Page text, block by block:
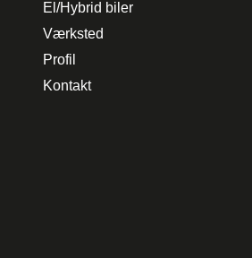
El/Hybrid biler
Værksted
Profil
Kontakt